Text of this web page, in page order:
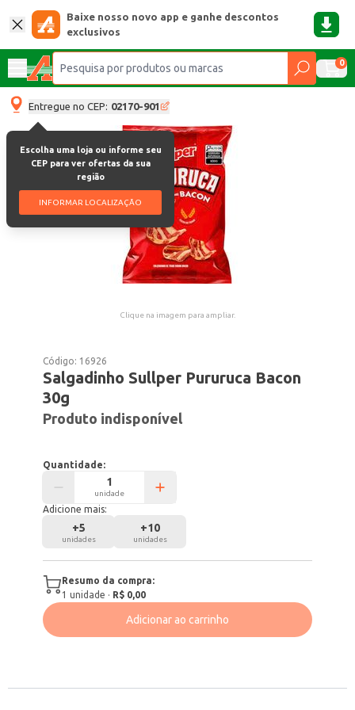
Baixe nosso novo app e ganhe descontos
exclusivos
0
Entregue no CEP: 02170-901
Escolha uma loja ou informe seu
CEP para ver ofertas da sua
região
INFORMAR LOCALIZAÇÃO
Clique na imagem para ampliar.
Código: 16926
Salgadinho Sullper Pururuca Bacon
30g
Produto indisponível
Quantidade:
unidade
Adicione mais:
+5
unidades
+10
unidades
Resumo da compra:
1 unidade · R$ 0,00
Adicionar ao carrinho